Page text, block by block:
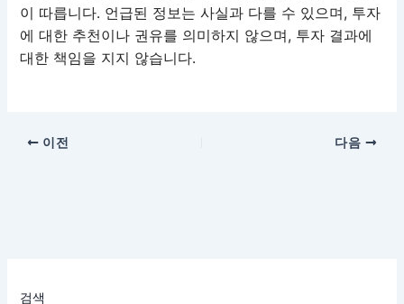
검색
이 따릅니다. 언급된 정보는 사실과 다를 수 있으며, 투자
에 대한 추천이나 권유를 의미하지 않으며, 투자 결과에
대한 책임을 지지 않습니다.
이전 다음